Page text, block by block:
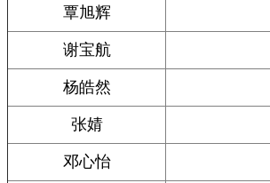
覃旭辉
谢宝航
杨皓然
张婧
邓心怡